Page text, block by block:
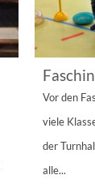
Vor den
viele
der
alle...